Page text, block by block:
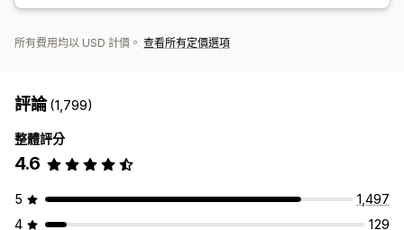
熱點圖 分析控制面板 自訂控制面板 自訂報告 匯出報告
歷程分析
通知 GDPR 法規遵循
所有費用均以 USD 計價。 查看所有定價選項
評論(1,799)
整體評分
4.6
5
1,497
4
129